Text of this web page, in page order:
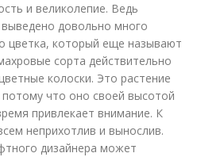
и великолепие. Ведь
довольно много
цветка, который еще называют
сорта действительно
колоски. Это растение
что оно своей высотой
привлекает внимание. К
неприхотлив и вынослив.
дизайнера может